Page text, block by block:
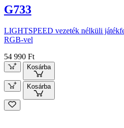
G733
LIGHTSPEED vezeték nélküli
RGB-vel
54 990 Ft
Kosárba
Kosárba